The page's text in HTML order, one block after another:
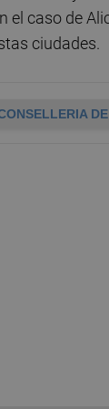
el caso de
ciudades.